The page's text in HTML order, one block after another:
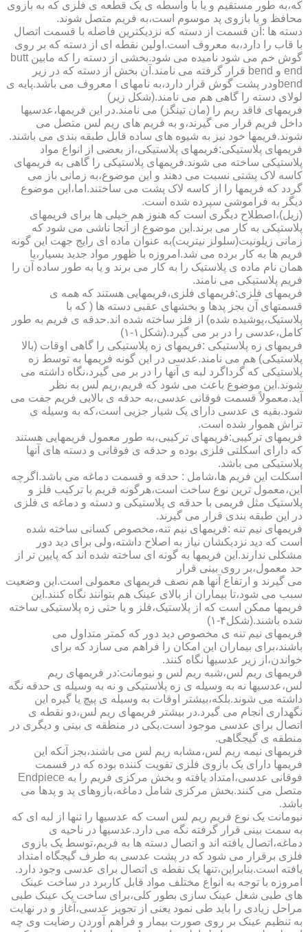
که،به طور مستقیم و یا با واسطه ی یک قطعه ی فلزی که به بازوی
محافظ و یا بازوی پد موسوم است،به فریم متصل شوند.
دسته ها :آن قسمت از دسته که نزدیکترین فاصله با قسمت اتصال
با قاب را دارد،به معروف است.اولین نقطه ای از دسته که بر روی
گوش خم می شود نامیده می شود.بخشی از دسته را که مابین butt
end و bend قرار گرفته می نامند.آن بخش از دسته که در زیر
bendودر پشت گوش قرار دارد،به نامهای l معروف می باشد.پایه ی
لولای دسته را گاهی هم می نامند.(شکل زیر)
فریمهای فاقد ریم را (مان تینگز) می نامند.در این فریمها،عدسیها
داخل فریم قرار می گیرند،و به فریم های ریم لس متصل می
شوند.فریمها خود نیز به شیوه های ساده قابل طبقه بندی می باشند.
فریمهای پلاستیکی:فریمهای پلاستیکی،از بعضی از انواع مواد
پلاستیکی ساخته می شوند.فریمهای پلاستیکی را گاهی به فریمهای
کاسه لاک پشتی نسبت می دهند و این موضوع،به زمانی باز می
گردد که فریمها را از کاسه لاک پشت می ساختند.اما،این موضوع
دیگر به فراموشی سپرده شده است.
(زیل)،اصطلاح دیگری است که هنوز هم خیلی ها برای فریمهای
پلاستیکی به کار می برند.این موضوع از آنجا ناشی می شود که
زمانی زیلونیت(سلولز نیتریت)به عنوان ماده ای رایج جهت این گونه
فریم ها به کار برده می شد.امروزه با ظهور مواد جدید بسیار،یا
همان نام ماده ی پلاستیک را به کار می برند و یا به طور ساده آن را
فریم پلاستیکی می نامند.
فریمهای فلزی:فریمهای فلزی،فریمهایی هستند که همه ی
قسمتهای آن بجز پدها و بخشهای عقبی دسته ها ( که با
پلاستیک،پوشیده شده) از فلز ساخته شده اند.حدقه ی فریم به طور
کامل،عدسی را در بر می گیرد.(شکل۱-۱)
فریمهای زه پلاستیکی :فریمهای زه پلاستیکی را گاهی اوقات (بالا
پلاستیکی) هم می نامند.عدسی در این گونه فریمها به توسط زه
پلاستیکی که گرداگرد لبه ی آنها را در بر می گیرد،نگاه داشته می
شوند.این موضوع باعث می شود که فریم،ریم لس به نظر
آید.معمولاً قسمت فوقانی عدسی،به حدقه ی بالایی فریم جفت می
شود.بقیه ی عدسی دارای یک شیار جزیی است،که به وسیله ی
تراش هموار شده است.
فریمهای ترکیبی:فریمهای ترکیبی،به طور معمول فریمهایی هستند
که دارای اسکلتی فلزی بوده و حدقه ی فوقانی و دسته های آنها
پلاستیکی می باشد.
اسکلت این فریم ها،شامل : حدقه و قسمت دماغه می باشد.اگرچه
این،معمول ترین نوع ساخت است،هرگونه فریم با ترکیب فلز و
پلاستیک مثل فریمی با حدقه ی پلاستیکی و دسته و دماغه ی فلزی
در این طبقه بندی قرار می گیرند.
فریمهای نیم تنه :فریمهای نیم تنه،مخصوص کسانی ساخته شده
است که دید نزدیکشان نیاز به اصلاح داشته،ولی برای دید دور
مشکلی ندارند.این فریمها به گونه ای ساخته شده اند که پایین تر از
حد معمول،بر روی بینی قرار
می گیرند و ارتفاع آنها هم نصف فریمهای معمولی است.این وضعیت
سبب می شود،تا بیماران از بالای عینک هم بتوانند نگاه کنند.این
فریمها ممکن است که از پلاستیک،فلز و یا حتی زه پلاستیکی ساخته
شده باشند.(شکل۴-۱)
فریمهای نیم تنه ی مخصوص دید دور که کمتر متداول می
باشند،برای بیماران این امکان را فراهم می سازد که برای
خواندن،از زیر عدسیها نگاه کنند.
فریمهای ریم لس،شبه ریم لس و نیومانت:در فریمهای ریم
لس،عدسیها نه به وسیله ی زه پلاستیکی و نه به وسیله ی حدقه نگه
داشته می شوند.بلکه،بیشتر اوقات به وسیله ی پیچ یا گیره این
نگهداری انجام می گیرد.در بیشتر فریمهای ریم لس،دو نقطه ی
اتصال برای عدسی موجود است.یکی در منطقه ی بینی و دیگری در
منطقه ی گیجگاهی.
فریمهای نیمه ریم لس،مشابه ریم لس می باشند،بجز آنکه این
فریمها دارای یک بازوی فلزی تقویت کننده بوده که در قسمت
فوقانی عدسی،امتداد یافته و بخش مرکزی فریم را به Endpiece
متصل می کنند.بخش مرکزی شامل دماغه،بازوهای پد و پدها می
باشد.
نیومانت یک نوع فریم ریم لس است که عدسیها را تنها از لبه ای که
به سمت بینی قرار گرفته نگه می دارد.عدسیها در ناحیه ی
دماغه،اتصال یافته اند و اتصال دسته ها به فریم،توسط یک بازوی
فلزی برقرار می شود که در پشت عدسی به طرف گیجگاه امتداد
یافته است.بنابراین،تنها یک نقطه ی اتصال برای عدسی وجود دارد.
امروزه با توجه به انواع مختلف مواد قابل کاربرد در ساخت عینک
های طبی شغل عینک سازی بطور کلی،برای ساخت یک عینک طبی
مراحل زیادی را باید طی نمود یعنی از تجویز عدسی،آغاز و در نهایت
به تنظیم عینک بر روی صورت بیمار و فراهم آوردن رضایت وی چه